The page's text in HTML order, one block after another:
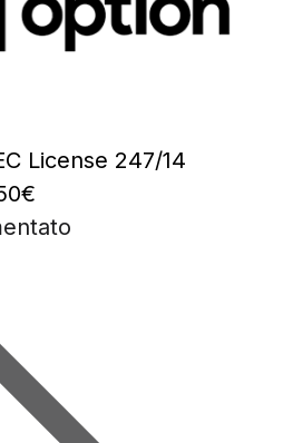
License 247/14